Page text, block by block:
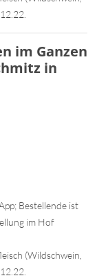
im Ganzen
in
Bestellende ist
im Hof
(Wildschwein,